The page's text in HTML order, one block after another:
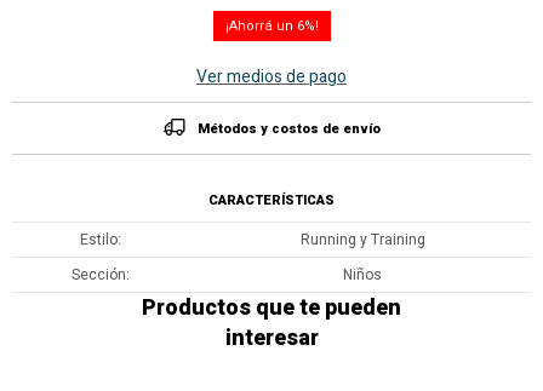
6
Ver medios de pago
Métodos y costos de envío
CARACTERÍSTICAS
Estilo
Running y Training
Sección
Niños
Productos que te pueden
interesar